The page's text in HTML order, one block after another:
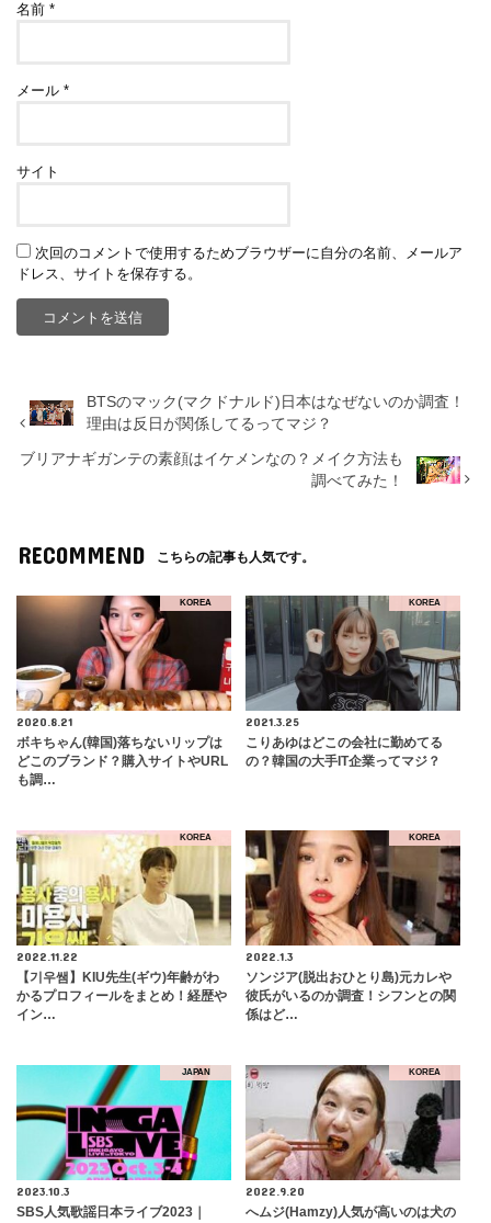
名前*
メール*
サイト
次回のコメントで使用するためブラウザーに自分の名前、メールア
ドレス、サイトを保存する。
BTSのマック(マクドナルド)日本はなぜないのか調査！
理由は反日が関係してるってマジ？
ブリアナギガンテの素顔はイケメンなの？メイク方法も
調べてみた！
RECOMMEND こちらの記事も人気です。
KOREA
2020.8.21
ボキちゃん(韓国)落ちないリップは
どこのブランド？購入サイトやURL
も調…
KOREA
2021.3.25
こりあゆはどこの会社に勤めてる
の？韓国の大手IT企業ってマジ？
KOREA
2022.11.22
【기우쌤】KIU先生(ギウ)年齢がわ
かるプロフィールをまとめ！経歴や
イン…
KOREA
2022.1.3
ソンジア(脱出おひとり島)元カレや
彼氏がいるのか調査！シフンとの関
係はど…
JAPAN
2023.10.3
SBS人気歌謡日本ライブ2023｜
KOREA
2022.9.20
へムジ(Hamzy)人気が高いのは犬の